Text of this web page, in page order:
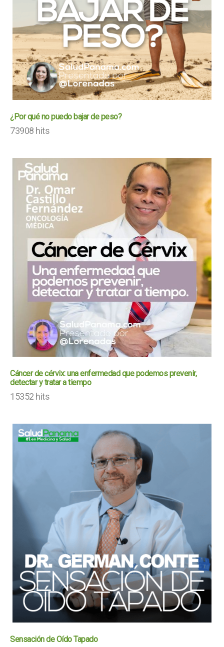
¿Por qué no puedo bajar de peso?
73908 hits
Cáncer de cérvix: una enfermedad que podemos prevenir,
detectar y tratar a tiempo
15352 hits
Sensación de Oído Tapado